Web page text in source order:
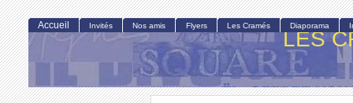
LES
Accueil Invités Nos amis Flyers Les Cramés Diaporama